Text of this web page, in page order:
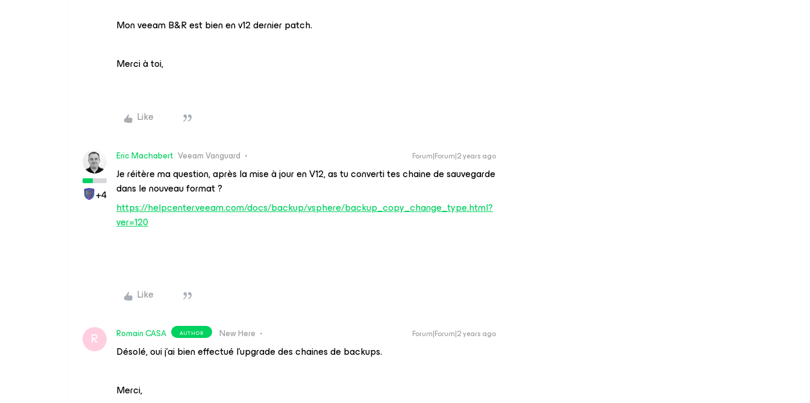
Mon veeam B&R est bien en v12 dernier patch.
Merci à toi,
Like
+4
Eric Machabert Veeam Vanguard Forum|Forum|2 years ago
Je réitère ma question, après la mise à jour en V12, as tu converti tes chaine de sauvegarde
dans le nouveau format ?
https://helpcenter.veeam.com/docs/backup/vsphere/backup_copy_change_type.html?
ver=120
Like
R Romain CASA AUTHOR New Here Forum|Forum|2 years ago
Désolé, oui j’ai bien effectué l’upgrade des chaines de backups.
Merci,